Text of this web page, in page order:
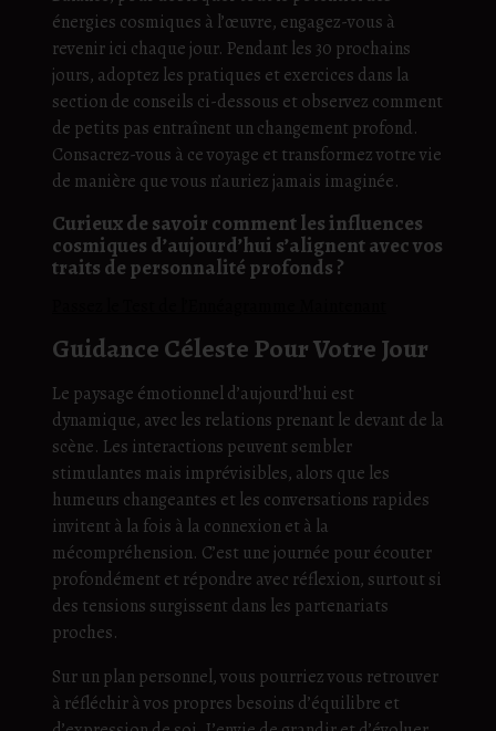
énergies cosmiques à l’œuvre, engagez-vous à
revenir ici chaque jour. Pendant les 30 prochains
jours, adoptez les pratiques et exercices dans la
section de conseils ci-dessous et observez comment
de petits pas entraînent un changement profond.
Consacrez-vous à ce voyage et transformez votre vie
de manière que vous n’auriez jamais imaginée.
Curieux de savoir comment les influences
cosmiques d’aujourd’hui s’alignent avec vos
traits de personnalité profonds ?
Guidance Céleste Pour Votre Jour
Le paysage émotionnel d’aujourd’hui est
dynamique, avec les relations prenant le devant de la
scène. Les interactions peuvent sembler
stimulantes mais imprévisibles, alors que les
humeurs changeantes et les conversations rapides
invitent à la fois à la connexion et à la
mécompréhension. C’est une journée pour écouter
profondément et répondre avec réflexion, surtout si
des tensions surgissent dans les partenariats
proches.
Sur un plan personnel, vous pourriez vous retrouver
à réfléchir à vos propres besoins d’équilibre et